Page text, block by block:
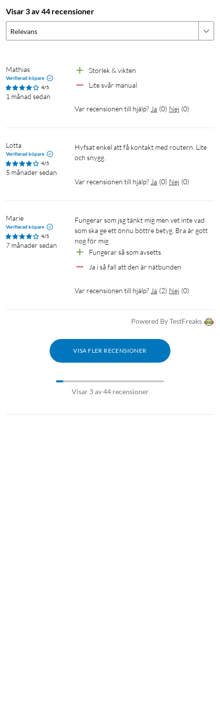
Nätverksportar: 1x WAN/LAN och 1x LAN
SIM-kortplats: NANO-SIM
Mått: 132x110.5x210 mm
Visar 3 av 44 recensioner
Relevans
Mathias
Verifierad köpare
4/5
1 månad sedan
Storlek & vikten
Lite svår manual
Var recensionen till hjälp? Ja (0) Nej (0)
Lotta
Verifierad köpare
4/5
5 månader sedan
Hyfsat enkel att få kontakt med routern. Lite
och snygg.
Var recensionen till hjälp? Ja (0) Nej (0)
Marie
Verifierad köpare
4/5
7 månader sedan
Fungerar som jsg tänkt mig men vet inte vad
som ska ge ett önnu böttre betyg. Bra är gott
nog för mig
Fungerar så som avsetts
Ja i så fall att den är nätbunden
Var recensionen till hjälp? Ja (2) Nej (0)
Powered By TestFreaks
VISA FLER RECENSIONER
Visar 3 av 44 recensioner